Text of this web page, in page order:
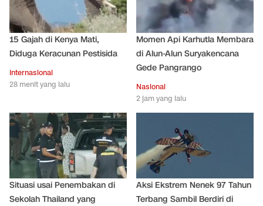
15 Gajah di Kenya Mati,
Diduga Keracunan Pestisida
Internasional
28 menit yang lalu
Momen Api Karhutla Membara
di Alun-Alun Suryakencana
Gede Pangrango
Nasional
2 jam yang lalu
Situasi usai Penembakan di
Sekolah Thailand yang
Aksi Ekstrem Nenek 97 Tahun
Terbang Sambil Berdiri di